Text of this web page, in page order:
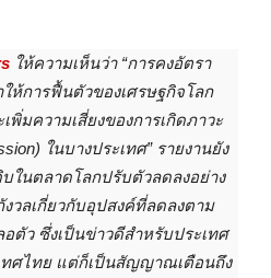
ให้ความเห็นว่า “การคงอัตรา
ห้การฟื้นตัวของเศรษฐกิจโลก
พิ่มความเสี่ยงของการเกิดภาวะ
ในบางประเทศ” รายงานยัง
ในตลาดโลกปรับตัวลดลงอย่าง
งวลเกี่ยวกับอุปสงค์ที่ลดลงตาม
ตัว ซึ่งเป็นข่าวดีสำหรับประเทศ
ทศไทย แต่ก็เป็นสัญญาณเตือนถึง